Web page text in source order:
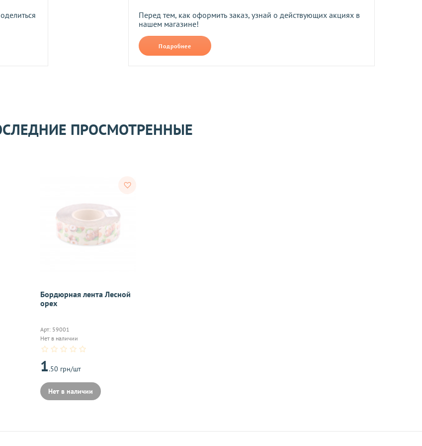
Оставить отзыв
комиссия за услуги перевода денежных средств.
товара покупателем.
осуществляется по договоренности. Возврат/Обмен производится в случаях если товар не соответствует
которым была совершена оплата товара.
качества, если они относятся к категориям, указанным в действующем
Перед тем, как оформить заказ, узнай о действующих акциях в
нашем магазине!
Подробнее
ПРОСМОТРЕННЫЕ
Бордюрная лента Лесной
орех
Арт: 59001
Нет в наличии
1.50 грн/шт
Нет в наличии